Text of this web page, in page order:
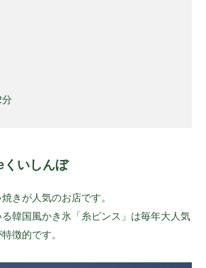
分
いしんぼ
きが人気のお店です。
韓国風かき氷「糸ピンス」は毎年大人気
徴的です。